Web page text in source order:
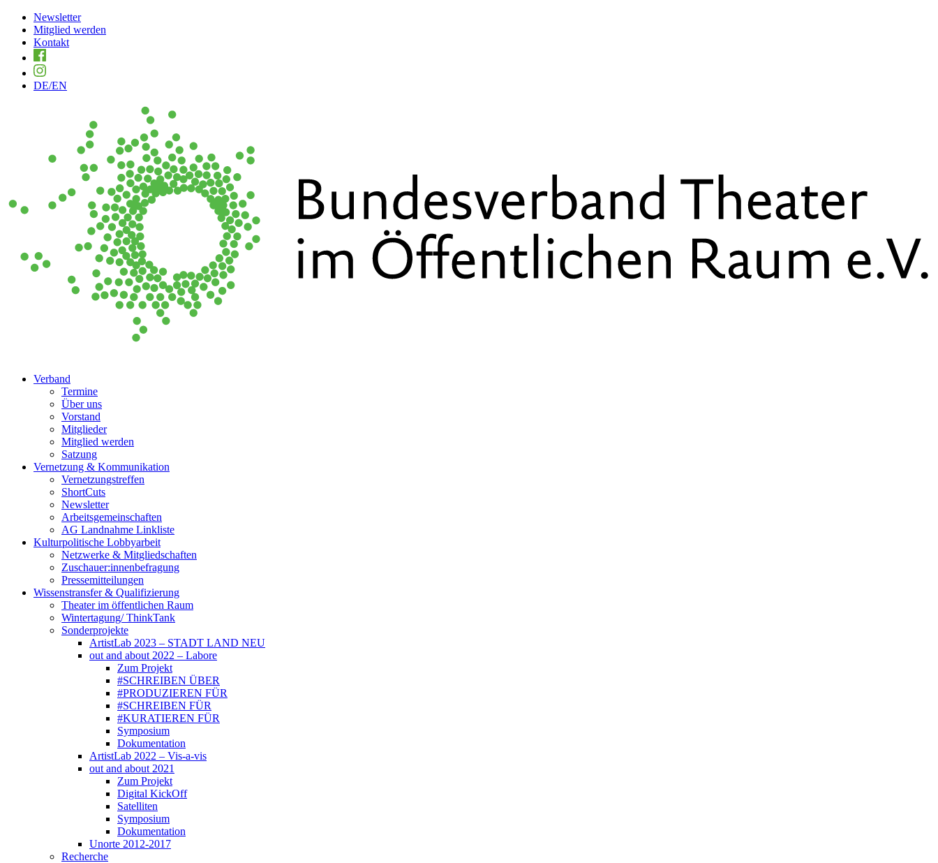
Newsletter
Mitglied werden
Kontakt
DE/EN
Verband
Termine
Über uns
Vorstand
Mitglieder
Mitglied werden
Satzung
Vernetzung & Kommunikation
Vernetzungstreffen
ShortCuts
Newsletter
Arbeitsgemeinschaften
AG Landnahme Linkliste
Kulturpolitische Lobbyarbeit
Netzwerke & Mitgliedschaften
Zuschauer:innenbefragung
Pressemitteilungen
Wissenstransfer & Qualifizierung
Theater im öffentlichen Raum
Wintertagung/ ThinkTank
Sonderprojekte
ArtistLab 2023 – STADT LAND NEU
out and about 2022 – Labore
Zum Projekt
#SCHREIBEN ÜBER
#PRODUZIEREN FÜR
#SCHREIBEN FÜR
#KURATIEREN FÜR
Symposium
Dokumentation
ArtistLab 2022 – Vis-a-vis
out and about 2021
Zum Projekt
Digital KickOff
Satelliten
Symposium
Dokumentation
Unorte 2012-2017
Recherche